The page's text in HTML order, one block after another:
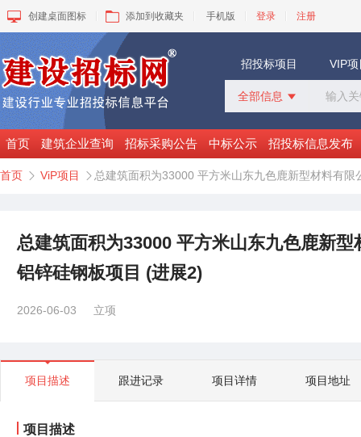
创建桌面图标 添加到收藏夹 手机版 登录 注册
招投标项目 VIP
全部信息 
招标采购
中标公示
变更公告
VIP项目
询价采购
首页 建筑企业查询 招标采购公告 中标公示 招投标信息发布
首页  ViP项目  总建筑面积为33000 平方米山东九色鹿新型材料有
总建筑面积为33000 平方米山东九色鹿新
铝锌硅钢板项目 (进展2)
2026-06-03 立项
项目描述 跟进记录 项目详情 项目地址
项目描述